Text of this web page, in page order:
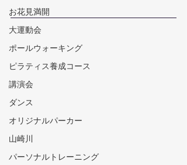
お花見満開
大運動会
ポールウォーキング
ピラティス養成コース
講演会
ダンス
オリジナルパーカー
山崎川
パーソナルトレーニング